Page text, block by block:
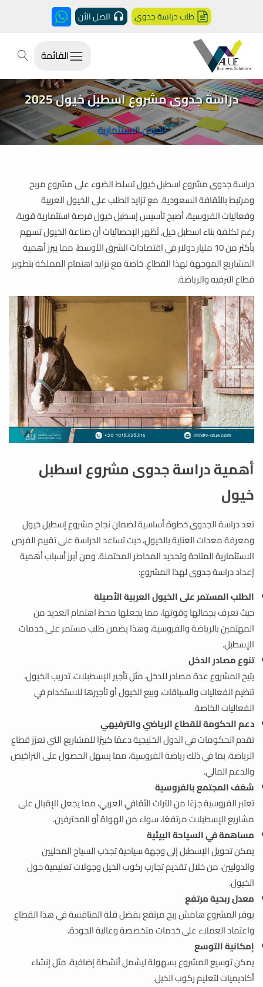
طلب دراسة جدوى اتصل الأن
القائمة
دراسة جدوى مشروع اسطبل خيول 2025
الفرص الاستثمارية
دراسة جدوى مشروع اسطبل خيول​ تسلط الضوء على مشروع مربح
ومرتبط بالثقافة السعودية. مع تزايد الطلب على الخيول العربية
وفعاليات الفروسية، أصبح تأسيس إسطبل خيول فرصة استثمارية قوية،
رغم تكلفة بناء اسطبل خيل, تُظهر الإحصائيات أن صناعة الخيول تسهم
بأكثر من 10 مليار دولار في اقتصادات الشرق الأوسط، مما يبرز أهمية
المشاريع الموجهة لهذا القطاع. خاصة مع تزايد اهتمام المملكة بتطوير
قطاع الترفيه والرياضة.
أهمية دراسة جدوى مشروع اسطبل
خيول
تعد دراسة الجدوى خطوة أساسية لضمان نجاح مشروع إسطبل خيول
ومعرفة معدات العناية بالخيول، حيث تساعد الدراسة على تقييم الفرص
الاستثمارية المتاحة وتحديد المخاطر المحتملة. ومن أبرز أسباب أهمية
إعداد دراسة جدوى لهذا المشروع:
الطلب المستمر على الخيول العربية الأصيلة
حيث تعرف بجمالها وقوتها، مما يجعلها محط اهتمام العديد من
المهتمين بالرياضة والفروسية، وهذا يضمن طلب مستمر على خدمات
الإسطبل.
تنوع مصادر الدخل
يتيح المشروع عدة مصادر للدخل، مثل تأجير الإسطبلات، تدريب الخيول،
تنظيم الفعاليات والسباقات، وبيع الخيول أو تأجيرها للاستخدام في
الفعاليات الخاصة.
دعم الحكومة للقطاع الرياضي والترفيهي
تقدم الحكومات في الدول الخليجية دعمًا كبيرًا للمشاريع التي تعزز قطاع
الرياضة، بما في ذلك رياضة الفروسية، مما يسهل الحصول على التراخيص
والدعم المالي.
شغف المجتمع بالفروسية
تعتبر الفروسية جزءًا من التراث الثقافي العربي، مما يجعل الإقبال على
مشاريع الإسطبلات مرتفعًا، سواء من الهواة أو المحترفين.
مساهمة في السياحة البيئية
يمكن تحويل الإسطبل إلى وجهة سياحية تجذب السياح المحليين
والدوليين، من خلال تقديم تجارب ركوب الخيل وجولات تعليمية حول
الخيول.
معدل ربحية مرتفع
يوفر المشروع هامش ربح مرتفع بفضل قلة المنافسة في هذا القطاع
واعتماد العملاء على خدمات متخصصة وعالية الجودة.
إمكانية التوسع
يمكن توسيع المشروع بسهولة ليشمل أنشطة إضافية، مثل إنشاء
أكاديميات لتعليم ركوب الخيل.